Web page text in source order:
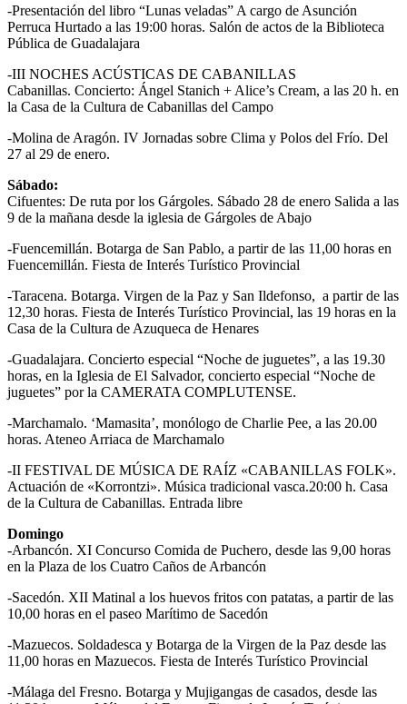
-Presentación del libro “Lunas veladas” A cargo de Asunción
Perruca Hurtado a las 19:00 horas. Salón de actos de la Biblioteca
Pública de Guadalajara
-III NOCHES ACÚSTICAS DE CABANILLAS
Cabanillas. Concierto: Ángel Stanich + Alice’s Cream, a las 20 h. en
la Casa de la Cultura de Cabanillas del Campo
-Molina de Aragón. IV Jornadas sobre Clima y Polos del Frío. Del
27 al 29 de enero.
Sábado:
Cifuentes: De ruta por los Gárgoles. Sábado 28 de enero Salida a las
9 de la mañana desde la iglesia de Gárgoles de Abajo
-Fuencemillán. Botarga de San Pablo, a partir de las 11,00 horas en
Fuencemillán. Fiesta de Interés Turístico Provincial
-Taracena. Botarga. Virgen de la Paz y San Ildefonso, a partir de las
12,30 horas. Fiesta de Interés Turístico Provincial, las 19 horas en la
Casa de la Cultura de Azuqueca de Henares
-Guadalajara. Concierto especial “Noche de juguetes”, a las 19.30
horas, en la Iglesia de El Salvador, concierto especial “Noche de
juguetes” por la CAMERATA COMPLUTENSE.
-Marchamalo. ‘Mamasita’, monólogo de Charlie Pee, a las 20.00
horas. Ateneo Arriaca de Marchamalo
-II FESTIVAL DE MÚSICA DE RAÍZ «CABANILLAS FOLK».
Actuación de «Korrontzi». Música tradicional vasca.20:00 h. Casa
de la Cultura de Cabanillas. Entrada libre
Domingo
-Arbancón. XI Concurso Comida de Puchero, desde las 9,00 horas
en la Plaza de los Cuatro Caños de Arbancón
-Sacedón. XII Matinal a los huevos fritos con patatas, a partir de las
10,00 horas en el paseo Marítimo de Sacedón
-Mazuecos. Soldadesca y Botarga de la Virgen de la Paz desde las
11,00 horas en Mazuecos. Fiesta de Interés Turístico Provincial
-Málaga del Fresno. Botarga y Mujigangas de casados, desde las